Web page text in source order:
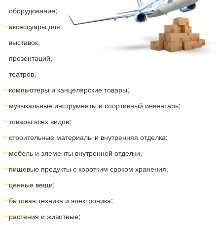
о
н
оборудование;
аксессуары для
выставок,
презентаций,
театров;
компьютеры и канцелярские товары;
музыкальные инструменты и спортивный инвентарь;
товары всех видов;
строительные материалы и внутренняя отделка;
мебель и элементы внутренней отделки;
пищевые продукты с коротким сроком хранения;
ценные вещи;
бытовая техника и электроника;
растения и животные;